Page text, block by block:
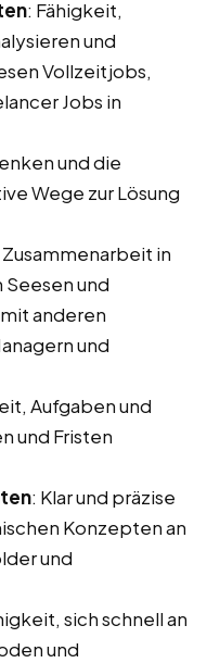
: Fähigkeit,
und
Vollzeitjobs,
Jobs in
und die
Wege zur Lösung
in
Seesen und
anderen
und
Aufgaben und
und Fristen
: Klar und präzise
Konzepten an
und
sich schnell an
und